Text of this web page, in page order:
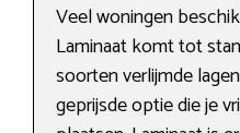
Veel woningen
Laminaat komt tot
soorten verlijmde
geprijsde optie die je